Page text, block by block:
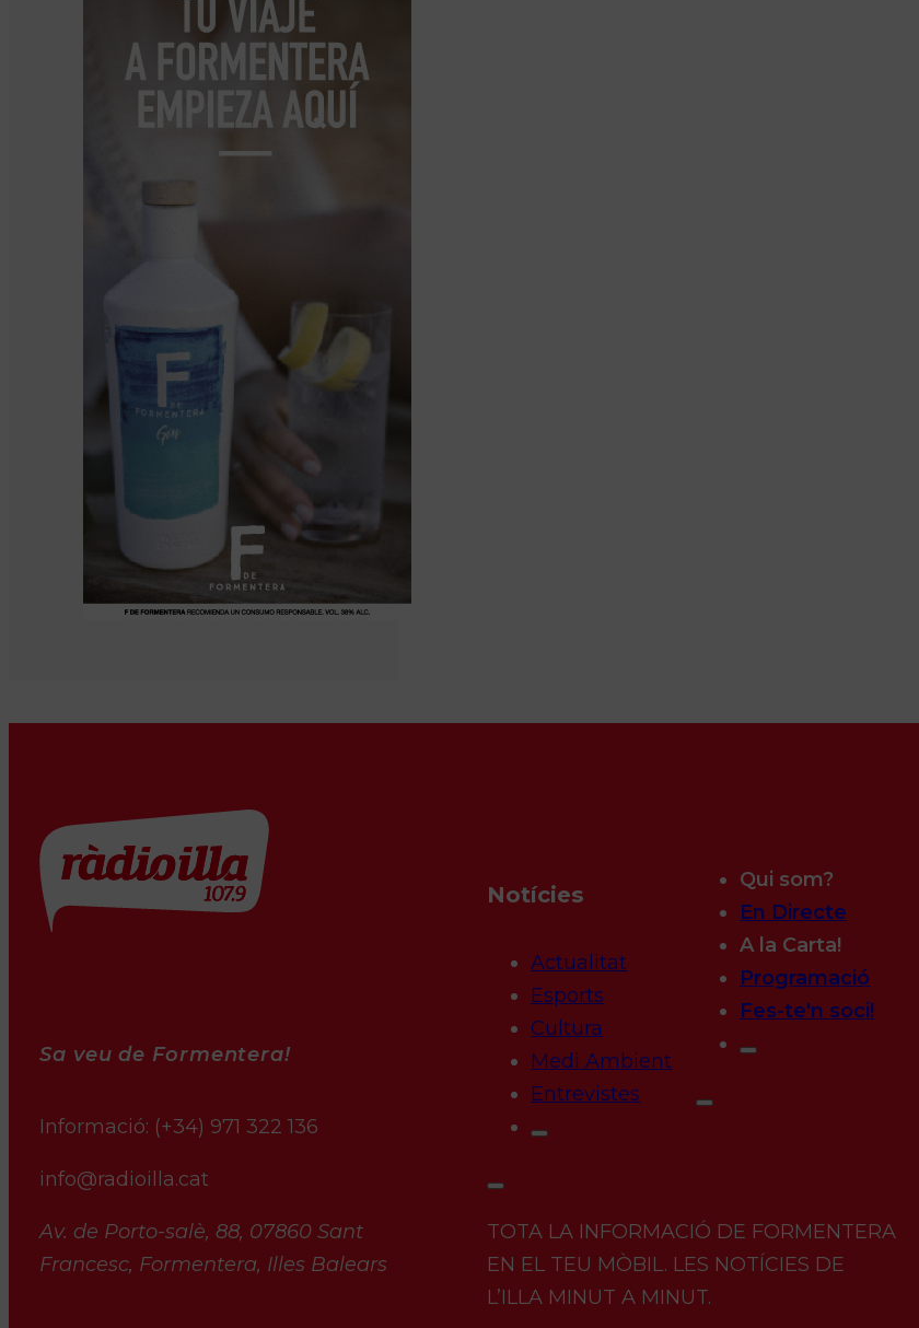
Sa veu de Formentera!
Informació: (+34) 971 322 136
info@radioilla.cat
Av. de Porto-salè, 88, 07860 Sant
Francesc, Formentera, Illes Balears
Notícies
Actualitat
Esports
Cultura
Medi Ambient
Entrevistes
Qui som?
En Directe
A la Carta!
Programació
Fes-te'n soci!
TOTA LA INFORMACIÓ DE FORMENTERA
EN EL TEU MÒBIL. LES NOTÍCIES DE
L’ILLA MINUT A MINUT.